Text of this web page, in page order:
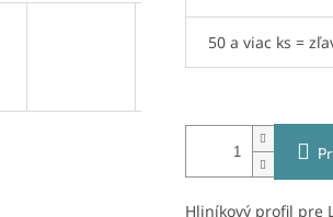
50 a viac ks =
Hliníkový profil pre